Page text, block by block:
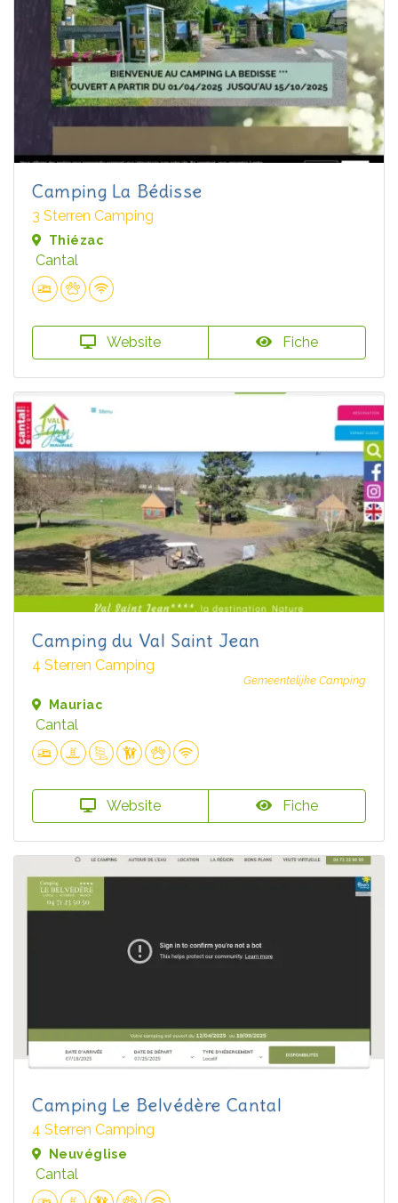
Camping La Bédisse
3 Sterren Camping
Thiézac
Cantal
Website Fiche
Camping du Val Saint Jean
4 Sterren Camping
Gemeentelijke Camping
Mauriac
Cantal
Website Fiche
Camping Le Belvédère Cantal
4 Sterren Camping
Neuvéglise
Cantal